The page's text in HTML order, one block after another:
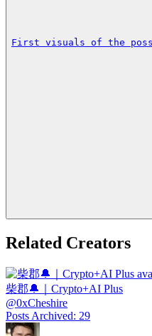
First visuals of the
Related Creators
柴郡🔔｜Crypto+AI Plus
@0xCheshire
Posts Archived: 29